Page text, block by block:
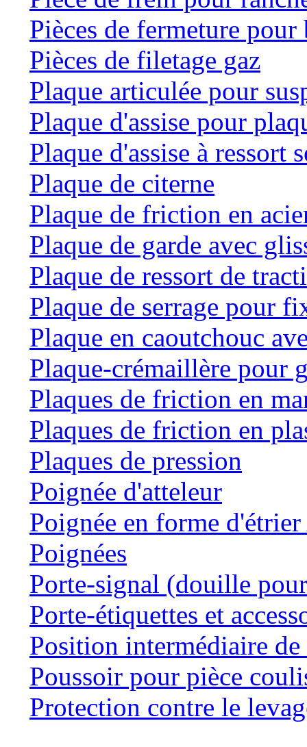
Pièces de fermeture
Pièces de filetage gaz
Plaque articulée pour
Plaque d'assise pour
Plaque d'assise à ressort
Plaque de citerne
Plaque de friction en
Plaque de garde avec
Plaque de ressort de
Plaque de serrage pour
Plaque en caoutchouc
Plaque-crémaillère pour
Plaques de friction en
Plaques de friction en
Plaques de pression
Poignée d'atteleur
Poignée en forme
Poignées
Porte-signal (douille
Porte-étiquettes et
Position intermédiaire
Poussoir pour pièce
Protection contre le